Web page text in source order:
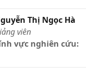
Thị Ngọc Hà
viên
vực nghiên cứu: